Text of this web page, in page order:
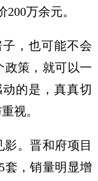
万余元。
，也可能不会
政策，就可以一
的是，真真切
视。
。晋和府项目
套，销量明显增